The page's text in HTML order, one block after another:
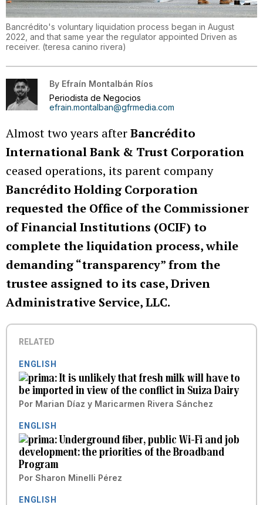
Bancrédito's voluntary liquidation process began in August
2022, and that same year the regulator appointed Driven as
receiver. (teresa canino rivera)
By Efraín Montalbán Ríos
Periodista de Negocios
efrain.montalban@gfrmedia.com
Almost two years afterBancrédito
International Bank & Trust Corporation
ceased operations, its parent company
Bancrédito Holding Corporation
requested the Office of the Commissioner
of Financial Institutions (OCIF) to
complete the liquidation process, while
demanding “transparency” from the
trustee assigned to its case, Driven
Administrative Service, LLC.
RELATED
ENGLISH
It is unlikely that fresh milk will have to
be imported in view of the conflict in Suiza Dairy
Por Marian Díaz y Maricarmen Rivera Sánchez
ENGLISH
Underground fiber, public Wi-Fi and job
development: the priorities of the Broadband
Program
Por Sharon Minelli Pérez
ENGLISH